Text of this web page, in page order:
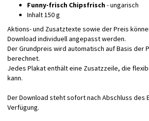
Funny-frisch Chipsfrisch- ungarisch
Inhalt 150 g
Aktions- und Zusatztexte sowie der Preis
Download individuell angepasst werden.
Der Grundpreis wird automatisch auf Basis der
berechnet.
Jedes Plakat enthält eine Zusatzzeile, die
kann.
Der Download steht sofort nach Abschluss des
Verfügung.